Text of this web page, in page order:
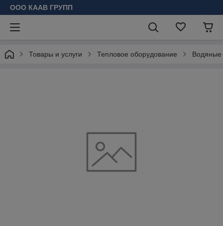
ООО КААВ ГРУПП
Товары и услуги Тепловое оборудование Водяные